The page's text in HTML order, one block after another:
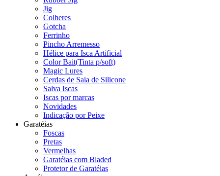
Jig
Colheres
Gotcha
Ferrinho
Pincho Arremesso
Hélice para Isca Artificial
Color Bait(Tinta p/soft)
Magic Lures
Cerdas de Saia de Silicone
Salva Iscas
Iscas por marcas
Novidades
Indicação por Peixe
Garatéias
Foscas
Pretas
Vermelhas
Garatéias com Bladed
Protetor de Garatéias